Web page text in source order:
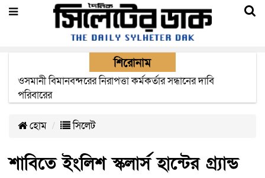
শিরোনাম
এক মাসের মধ্যে সিলেট-জাফলং রেললাইন নির্মাণ প্রকল্পের কাজ
দৃশ্যমান হবে- শ্রম মন্ত্রী
হোম সিলেট
শাবিতে ইংলিশ স্কলার্স হান্টের গ্র্যান্ড